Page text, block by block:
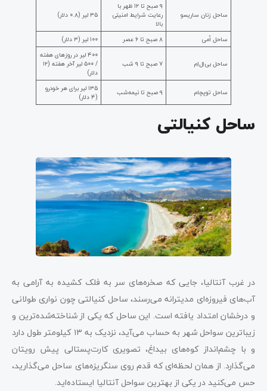
ساحل زنان ساریسو
۹ صبح تا ۱۲ ظهر با
رعایت شرایط امنیتی
بالا
۳۵ لیر (۰.۸ دلار)
ساحل اُمی ۸ صبح تا ۶ عصر ۱۰۰ لیر (۳ دلار)
ساحل بی‌اِل‌اِم ۷ صبح تا ۹ شب
۴۰۰ لیر در روزهای هفته
/ ۵۰۰ لیر آخر هفته (۱۲
دلار)
ساحل توپچام
۹ صبح تا نیمه‌شب
۱۳۵ لیر برای هر خودرو
(۴ دلار)
ساحل کنیالتی
در غرب آنتالیا، جایی که صخره‌های سر به فلک کشیده به آرامی به
آب‌های فیروزه‌ای مدیترانه می‌رسند، ساحل کنیالتی چون نواری طولانی
و درخشان امتداد یافته است. این ساحل که یکی از شناخته‌شده‌ترین و
زیباترین سواحل شهر به حساب می‌آید، نزدیک به ۱۳ کیلومتر طول دارد
و با چشم‌انداز کوه‌های بیداغ، تصویری کارت‌پستالی پیش رویتان
می‌گذارد. از همان لحظه‌ای که قدم روی سنگریزه‌های ساحل می‌گذارید،
حس می‌کنید در یکی از بهترین سواحل آنتالیا ایستاده‌اید.